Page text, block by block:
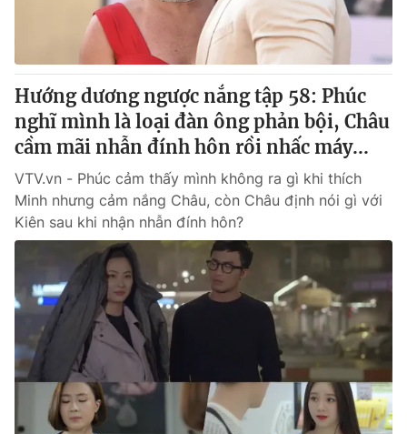
Hướng dương ngược nắng tập 58: Phúc
nghĩ mình là loại đàn ông phản bội, Châu
cầm mãi nhẫn đính hôn rồi nhấc máy...
VTV.vn - Phúc cảm thấy mình không ra gì khi thích
Minh nhưng cảm nắng Châu, còn Châu định nói gì với
Kiên sau khi nhận nhẫn đính hôn?